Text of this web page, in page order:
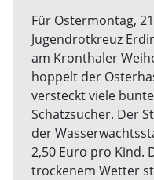
Für Ostermontag,
Jugendrotkreuz
am Kronthaler
hoppelt der
versteckt viele
Schatzsucher. Der
der
2,50 Euro pro Kind.
trockenem Wetter